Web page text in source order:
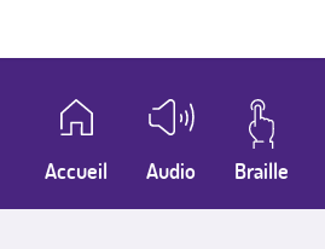
Accueil Audio Braille